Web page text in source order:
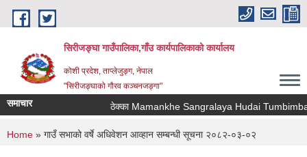
Skip to main content
सिरीजङ्घा गाउँपालिका,गाँउ कार्यपालिकाको कार्यालय
कोशी प्रदेश, ताप्लेजुङ्ग, नेपाल
"सिरीजङ्घाको गौरव कञ्चनजङ्गा"
समाचार ठेक्का Mamankhe Sangralaya Hudai Tumbimba
You are here
Home » गाउँ सभाको वर्षे अधिवेशन आव्हान सम्बन्धी सूचना २०८२-०३-०२